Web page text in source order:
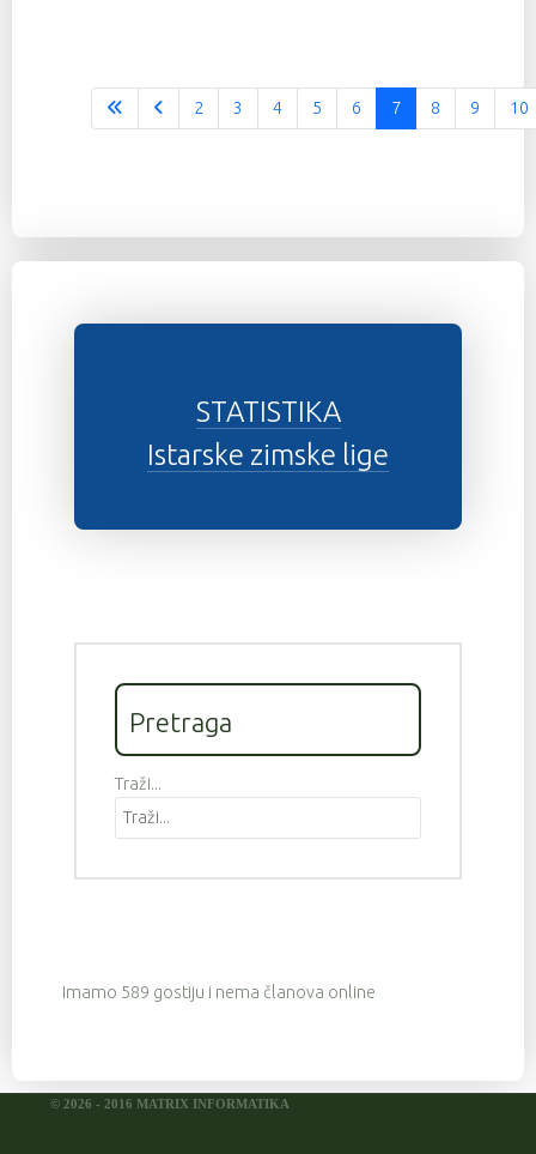
2 3 4 5 6 7 8 9 10
STATISTIKA
Istarske zimske lige
Pretraga
Traži...
Imamo 589 gostiju i nema članova online
© 2026 - 2016 MATRIX INFORMATIKA